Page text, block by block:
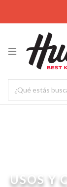
USOS Y